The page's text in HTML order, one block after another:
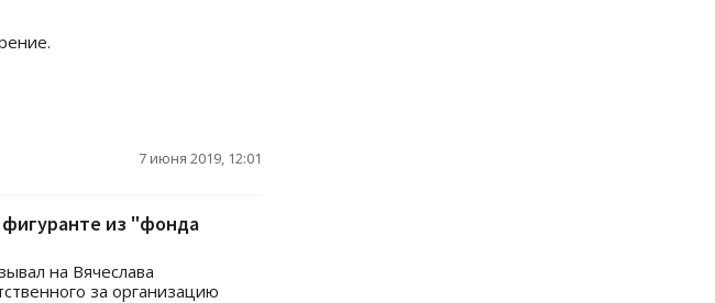
7 июня 2019, 12:01
фигуранте из "фонда
на Вячеслава
за организацию